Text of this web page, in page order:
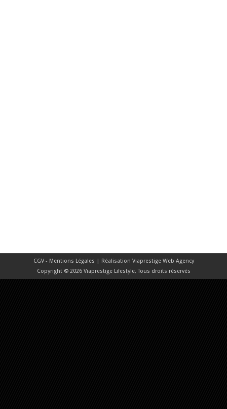
CGV - Mentions Légales | Réalisation Viaprestige Web Agency
Copyright © 2026 Viaprestige Lifestyle, Tous droits réservés